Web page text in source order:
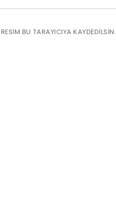
BU TARAYICIYA KAYDEDILSIN.